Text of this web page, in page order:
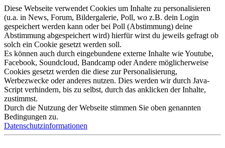
Diese Webseite verwendet Cookies um Inhalte zu personalisieren
(u.a. in News, Forum, Bildergalerie, Poll, wo z.B. dein Login
gespeichert werden kann oder bei Poll (Abstimmung) deine
Abstimmung abgespeichert wird) hierfür wirst du jeweils gefragt ob
solch ein Cookie gesetzt werden soll.
Es können auch durch eingebundene externe Inhalte wie Youtube,
Facebook, Soundcloud, Bandcamp oder Andere möglicherweise
Cookies gesetzt werden die diese zur Personalisierung,
Werbezwecke oder anderes nutzen. Dies werden wir durch Java-
Script verhindern, bis zu selbst, durch das anklicken der Inhalte,
zustimmst.
Durch die Nutzung der Webseite stimmen Sie oben genannten
Bedingungen zu.
Datenschutzinformationen